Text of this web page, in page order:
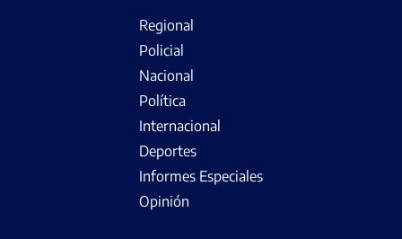
Regional
Policial
Nacional
Política
Internacional
Deportes
Informes Especiales
Opinión